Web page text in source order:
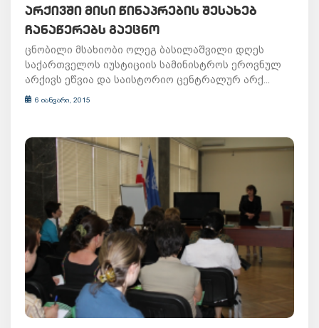
ᲐᲠᲥᲘᲕᲨᲘ ᲛᲘᲡᲘ ᲬᲘᲜᲐᲞᲠᲔᲑᲘᲡ ᲨᲔᲡᲐᲮᲔᲑ
ᲩᲐᲜᲐᲬᲔᲠᲔᲑᲡ ᲒᲐᲔᲪᲜᲝ
ცნობილი მსახიობი ოლეგ ბასილაშვილი დღეს
საქართველოს იუსტიციის სამინისტროს ეროვნულ
არქივს ეწვია და საისტორიო ცენტრალურ არქ...
6 იანვარი, 2015